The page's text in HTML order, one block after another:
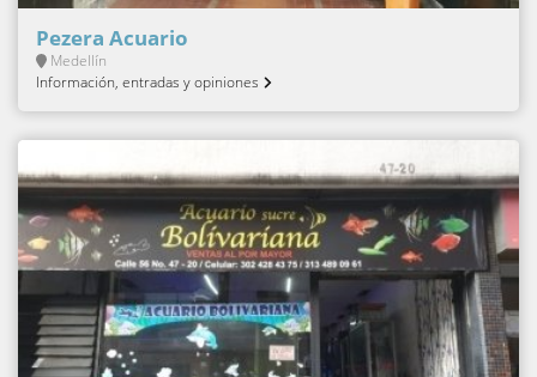
Pezera Acuario
Medellín
Información, entradas y opiniones